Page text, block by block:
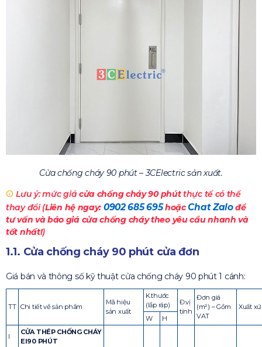
Cửa chống cháy 90 phút – 3CElectric sản xuất.
Lưu ý: mức giácửa chống cháy 90 phútthực tế có thể
thay đổi (Liên hệ ngay: 0902 685 695hoặcChat Zalo để
tư vấn và báo giá cửa chống cháy theo yêu cầu nhanh và
tốt nhất!)
1.1. Cửa chống cháy 90 phút cửa đơn
Giá bán và thông số kỹ thuật cửa chống cháy 90 phút 1 cánh:
TT Chi tiết về sản phẩm
Mã hiệu
sản xuất
K.thước
(lắp ráp)
Đ.vị
tính
Đơn giá
(m²) – Gồm
VAT
Xuất xứ
W
H
I
CỬA THÉP CHỐNG CHÁY
EI90 PHÚT